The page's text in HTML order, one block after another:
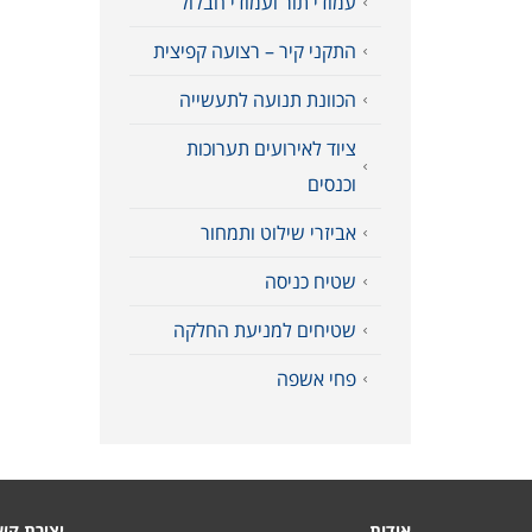
התקני קיר – רצועה קפיצית
הכוונת תנועה לתעשייה
ציוד לאירועים תערוכות
וכנסים
אביזרי שילוט ותמחור
שטיח כניסה
שטיחים למניעת החלקה
פחי אשפה